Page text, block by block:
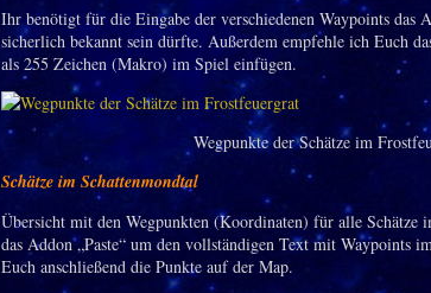
Ihr benötigt für die Eingabe der verschiedenen Waypoints das
sicherlich bekannt sein dürfte. Außerdem empfehle ich Euch
als 255 Zeichen (Makro) im Spiel einfügen.
Wegpunkte der Schätze im
Schätze im Schattenmondtal
Übersicht mit den Wegpunkten (Koordinaten) für alle Schätze
das Addon „Paste“ um den vollständigen Text mit Waypoints
Euch anschließend die Punkte auf der Map.